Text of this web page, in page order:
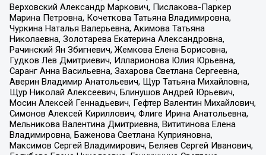
Верховский Александр Маркович, Пислакова-Паркер
Марина Петровна, Кочеткова Татьяна Владимировна,
Чуркина Наталья Валерьевна, Акимова Татьяна
Николаевна, Золотарева Екатерина Александровна,
Рачинский Ян Збигневич, Жемкова Елена Борисовна,
Гудков Лев Дмитриевич, Илларионова Юлия Юрьевна,
Саранг Анна Васильевна, Захарова Светлана Сергеевна,
Аверин Владимир Анатольевич, Щур Татьяна Михайловна,
Щур Николай Алексеевич, Блинушов Андрей Юрьевич,
Мосин Алексей Геннадьевич, Гефтер Валентин Михайлович,
Симонов Алексей Кириллович, Флиге Ирина Анатольевна,
Мельникова Валентина Дмитриевна, Вититинова Елена
Владимировна, Баженова Светлана Куприяновна,
Максимов Сергей Владимирович, Беляев Сергей Иванович,